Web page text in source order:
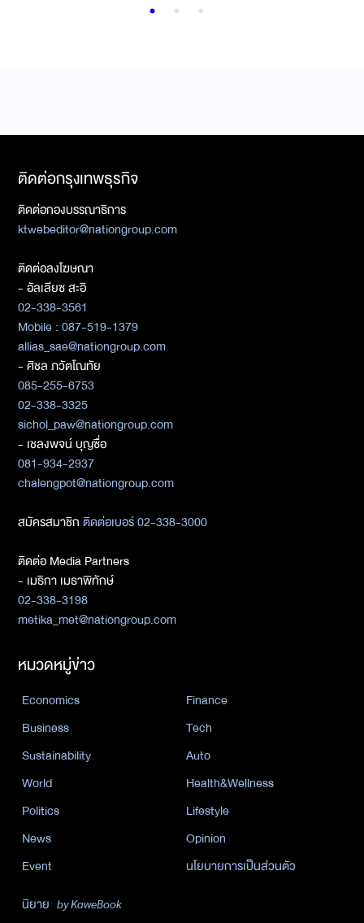
ติดต่อกรุงเทพธุรกิจ
ติดต่อกองบรรณาธิการ
ktwebeditor@nationgroup.com
ติดต่อลงโฆษณา
- อัลเลียซ สะอิ
02-338-3561
Mobile : 087-519-1379
allias_sae@nationgroup.com
- ศิชล ภวัตโณทัย
085-255-6753
02-338-3325
sichol_paw@nationgroup.com
- เชลงพจน์ บุญซื่อ
081-934-2937
chalengpot@nationgroup.com
สมัครสมาชิกติดต่อเบอร์ 02-338-3000
ติดต่อ Media Partners
- เมธิกา เมธาพิทักษ์
02-338-3198
metika_met@nationgroup.com
หมวดหมู่ข่าว
Economics
Finance
Business
Tech
Sustainability
Auto
World
Health&Wellness
Politics
Lifestyle
News
Opinion
Event
นโยบายการเป็นส่วนตัว
นิยาย by KaweBook